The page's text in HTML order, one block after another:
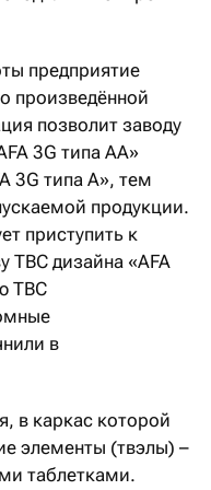
предприятие
произведённой
позволит заводу
3G типа AА»
3G типа A», тем
продукции.
приступить к
ТВС дизайна «AFA
ТВС
в
в каркас которой
элементы (твэлы) –
таблетками.